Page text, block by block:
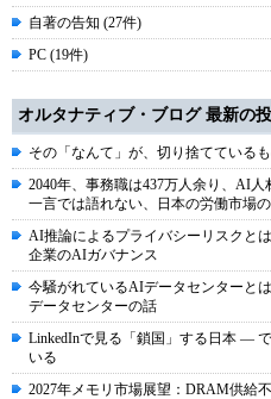
自著の告知 (27件)
PC (19件)
オルタナティブ・ブログ 最新の
その「なんて」が、切り捨てている
2040年、事務職は437万人余り、AI
一言では語れない、日本の労働市場
AI推論によるプライバシーリスクと
企業のAIガバナンス
今騒がれているAIデータセンターと
データセンターの話
LinkedInで見る「鎖国」する日本 ―
いる
2027年メモリ市場展望：DRAM供給